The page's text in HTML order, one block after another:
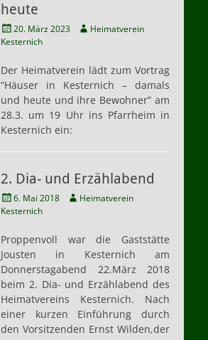
heute
Veröffentlicht
am
20. März 2023 AutorHeimatverein
Kesternich
Der Heimatverein lädt zum Vortrag
“Häuser in Kesternich – damals
und heute und ihre Bewohner” am
28.3. um 19 Uhr ins Pfarrheim in
Kesternich ein:
2. Dia- und Erzählabend
Veröffentlicht
am
6. Mai 2018 AutorHeimatverein
Kesternich
Proppenvoll war die Gaststätte
Jousten in Kesternich am
Donnerstagabend 22.März 2018
beim 2. Dia- und Erzählabend des
Heimatvereins Kesternich. Nach
einer kurzen Einführung durch
den Vorsitzenden Ernst Wilden,der